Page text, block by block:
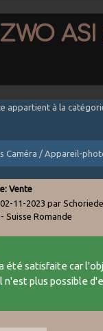
ZWO
appartient à la
Caméra / Appareil-
Vente
11-2023 par
Suisse Romande
été satisfaite car
n'est plus possible